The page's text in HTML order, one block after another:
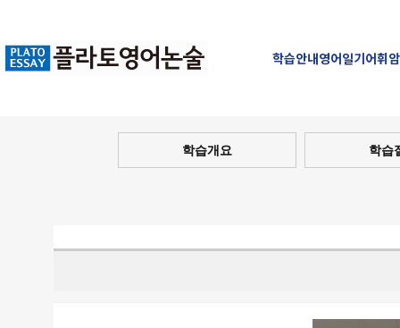
학습안내영어일기어휘
학습개요 학습